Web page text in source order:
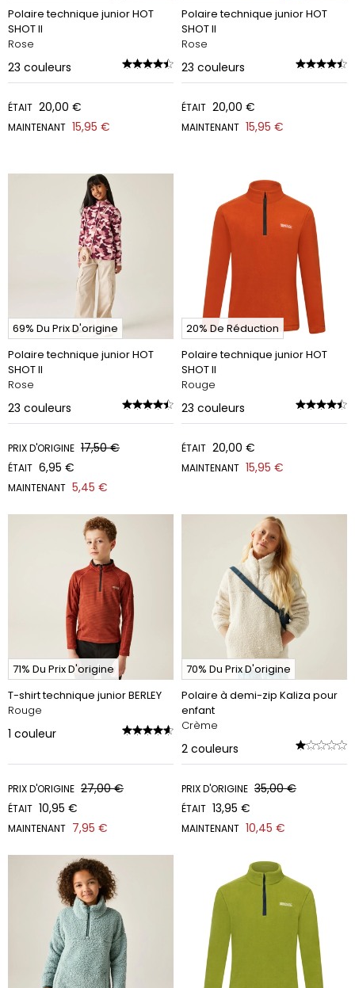
Polaire technique junior HOT
SHOT II
Rose
23 couleurs
ÉTAIT 20,00 €
MAINTENANT 15,95 €
Polaire technique junior HOT
SHOT II
Rose
23 couleurs
ÉTAIT 20,00 €
MAINTENANT 15,95 €
69% Du Prix D'origine
Polaire technique junior HOT
SHOT II
Rose
23 couleurs
PRIX D'ORIGINE 17,50 €
ÉTAIT 6,95 €
MAINTENANT 5,45 €
20% De Réduction
Polaire technique junior HOT
SHOT II
Rouge
23 couleurs
ÉTAIT 20,00 €
MAINTENANT 15,95 €
71% Du Prix D'origine
T-shirt technique junior BERLEY
Rouge
1 couleur
PRIX D'ORIGINE 27,00 €
ÉTAIT 10,95 €
MAINTENANT 7,95 €
70% Du Prix D'origine
Polaire à demi-zip Kaliza pour
enfant
Crème
2 couleurs
PRIX D'ORIGINE 35,00 €
ÉTAIT 13,95 €
MAINTENANT 10,45 €